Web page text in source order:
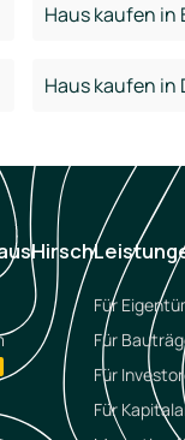
Haus kaufen in
Haus kaufen in
Für
Für
Für
Für